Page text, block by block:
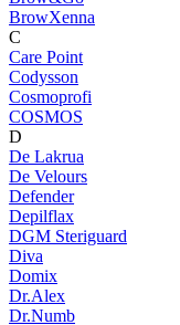
BrowXenna
C
Care Point
Codysson
Cosmoprofi
COSMOS
D
De Lakrua
De Velours
Defender
Depilflax
DGM Steriguard
Diva
Domix
Dr.Alex
Dr.Numb